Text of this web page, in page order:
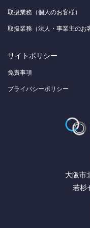
取扱業務（個人のお客様）
取扱業務（法人・事業主のお
サイトポリシー
免責事項
プライバシーポリシー
大阪市
若杉